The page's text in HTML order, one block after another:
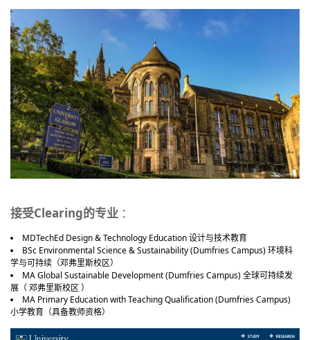
接受Clearing的专业 ：
MDTechEd Design & Technology Education 设计与技术教育
BSc Environmental Science & Sustainability (Dumfries Campus) 环境科
学与可持续（邓弗里斯校区）
MA Global Sustainable Development (Dumfries Campus) 全球可持续发
展（ 邓弗里斯校区 ）
MA Primary Education with Teaching Qualification (Dumfries Campus)
小学教育（具备教师资格）